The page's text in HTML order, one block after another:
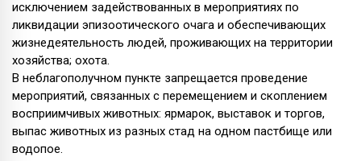
исключением задействованных в мероприятиях по
ликвидации эпизоотического очага и обеспечивающих
жизнедеятельность людей, проживающих на территории
хозяйства; охота.
В неблагополучном пункте запрещается проведение
мероприятий, связанных с перемещением и скоплением
восприимчивых животных: ярмарок, выставок и торгов,
выпас животных из разных стад на одном пастбище или
водопое.